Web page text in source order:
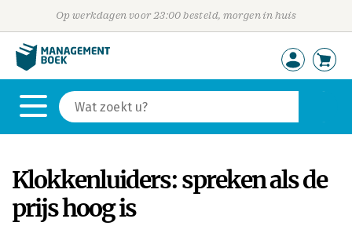
Op werkdagen voor 23:00 besteld, morgen in huis
Klokkenluiders: spreken als de
prijs hoog is